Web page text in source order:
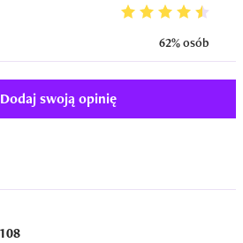
62% osób
Dodaj swoją opinię